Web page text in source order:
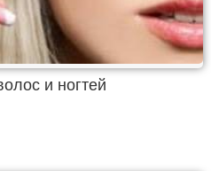
и ногтей